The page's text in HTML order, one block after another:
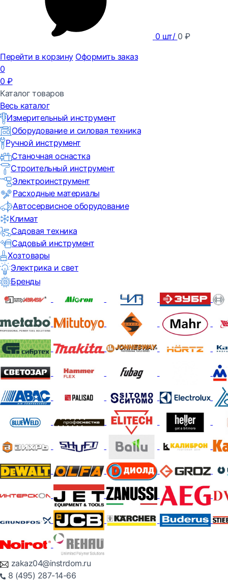
0 шт/ 0 ₽
Перейти в корзину Оформить заказ
0
0 ₽
Каталог товаров
Весь каталог
Измерительный инструмент
Оборудование и силовая техника
Ручной инструмент
Станочная оснастка
Строительный инструмент
Электроинструмент
Расходные материалы
Автосервисное оборудование
Климат
Садовая техника
Садовый инструмент
Хозтовары
Электрика и свет
Бренды
zakaz04@instrdom.ru
8 (495) 287-14-66